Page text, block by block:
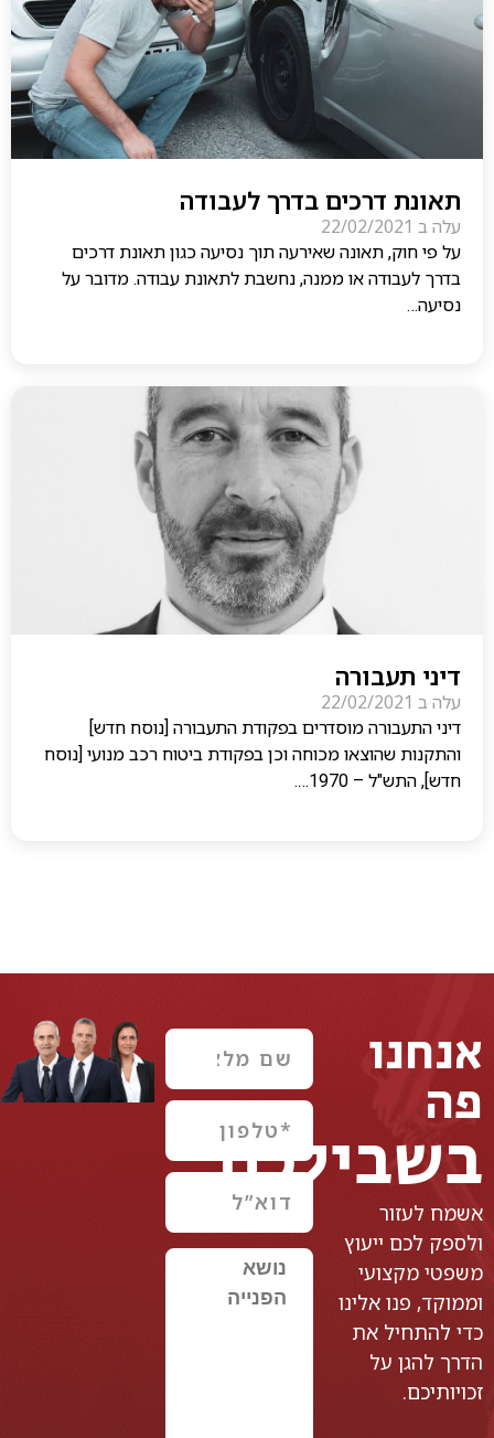
תאונת דרכים בדרך לעבודה
עלה ב 22/02/2021
על פי חוק, תאונה שאירעה תוך נסיעה כגון תאונת דרכים
בדרך לעבודה או ממנה, נחשבת לתאונת עבודה. מדובר על
נסיעה…
דיני תעבורה
עלה ב 22/02/2021
דיני התעבורה מוסדרים בפקודת התעבורה [נוסח חדש]
והתקנות שהוצאו מכוחה וכן בפקודת ביטוח רכב מנועי [נוסח
חדש], התש"ל – 1970….
אנחנו
פה
בשבילכם
אשמח לעזור
ולספק לכם ייעוץ
משפטי מקצועי
וממוקד, פנו אלינו
כדי להתחיל את
הדרך להגן על
זכויותיכם.